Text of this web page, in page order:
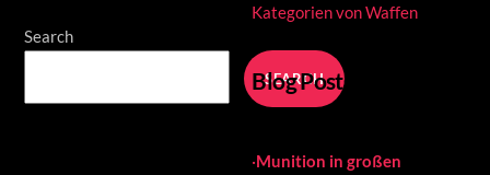
Search
SEARCH
Kategorien von Waffen
Blog Posts
·Munition in großen